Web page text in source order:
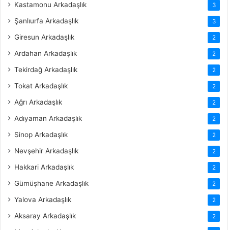
Kastamonu Arkadaşlık 3
Şanlıurfa Arkadaşlık 3
Giresun Arkadaşlık 2
Ardahan Arkadaşlık 2
Tekirdağ Arkadaşlık 2
Tokat Arkadaşlık 2
Ağrı Arkadaşlık 2
Adıyaman Arkadaşlık 2
Sinop Arkadaşlık 2
Nevşehir Arkadaşlık 2
Hakkari Arkadaşlık 2
Gümüşhane Arkadaşlık 2
Yalova Arkadaşlık 2
Aksaray Arkadaşlık 2